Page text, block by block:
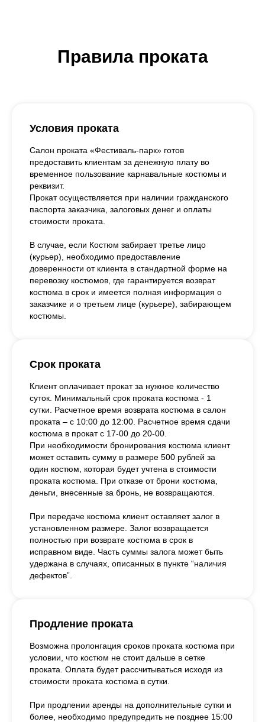
Правила проката
Условия проката
Салон проката «Фестиваль-парк» готов
предоставить клиентам за денежную плату во
временное пользование карнавальные костюмы и
реквизит.
Прокат осуществляется при наличии гражданского
паспорта заказчика, залоговых денег и оплаты
стоимости проката.
В случае, если Костюм забирает третье лицо
(курьер), необходимо предоставление
доверенности от клиента в стандартной форме на
перевозку костюмов, где гарантируется возврат
костюма в срок и имеется полная информация о
заказчике и о третьем лице (курьере), забирающем
костюмы.
Срок проката
Клиент оплачивает прокат за нужное количество
суток. Минимальный срок проката костюма - 1
сутки. Расчетное время возврата костюма в салон
проката – с 10:00 до 12:00. Расчетное время сдачи
костюма в прокат с 17-00 до 20-00.
При необходимости бронирования костюма клиент
может оставить сумму в размере 500 рублей за
один костюм, которая будет учтена в стоимости
проката костюма. При отказе от брони костюма,
деньги, внесенные за бронь, не возвращаются.
При передаче костюма клиент оставляет залог в
установленном размере. Залог возвращается
полностью при возврате костюма в срок в
исправном виде. Часть суммы залога может быть
удержана в случаях, описанных в пункте “наличия
дефектов”.
Продление проката
Возможна пролонгация сроков проката костюма при
условии, что костюм не стоит дальше в сетке
проката. Оплата будет рассчитываться исходя из
стоимости проката костюма в сутки.
При продлении аренды на дополнительные сутки и
более, необходимо предупредить не позднее 15:00